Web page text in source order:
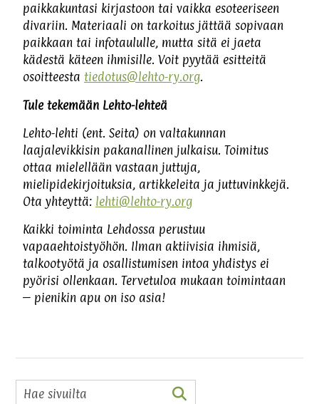
paikkakuntasi kirjastoon tai vaikka esoteeriseen
divariin. Materiaali on tarkoitus jättää sopivaan
paikkaan tai infotaululle, mutta sitä ei jaeta
kädestä käteen ihmisille. Voit pyytää esitteitä
osoitteesta tiedotus@lehto-ry.org.
Tule tekemään Lehto-lehteä
Lehto-lehti (ent. Seita) on valtakunnan
laajalevikkisin pakanallinen julkaisu. Toimitus
ottaa mielellään vastaan juttuja,
mielipidekirjoituksia, artikkeleita ja juttuvinkkejä.
Ota yhteyttä: lehti@lehto-ry.org
Kaikki toiminta Lehdossa perustuu
vapaaehtoistyöhön. Ilman aktiivisia ihmisiä,
talkootyötä ja osallistumisen intoa yhdistys ei
pyörisi ollenkaan. Tervetuloa mukaan toimintaan
– pienikin apu on iso asia!